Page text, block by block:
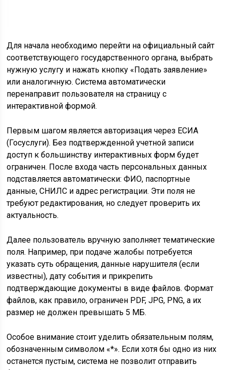
Для начала необходимо перейти на официальный сайт
соответствующего государственного органа, выбрать
нужную услугу и нажать кнопку «Подать заявление»
или аналогичную. Система автоматически
перенаправит пользователя на страницу с
интерактивной формой.
Первым шагом является авторизация через ЕСИА
(Госуслуги). Без подтвержденной учетной записи
доступ к большинству интерактивных форм будет
ограничен. После входа часть персональных данных
подставляется автоматически: ФИО, паспортные
данные, СНИЛС и адрес регистрации. Эти поля не
требуют редактирования, но следует проверить их
актуальность.
Далее пользователь вручную заполняет тематические
поля. Например, при подаче жалобы потребуется
указать суть обращения, данные нарушителя (если
известны), дату события и прикрепить
подтверждающие документы в виде файлов. Формат
файлов, как правило, ограничен PDF, JPG, PNG, а их
размер не должен превышать 5 МБ.
Особое внимание стоит уделить обязательным полям,
обозначенным символом «*». Если хотя бы одно из них
останется пустым, система не позволит отправить